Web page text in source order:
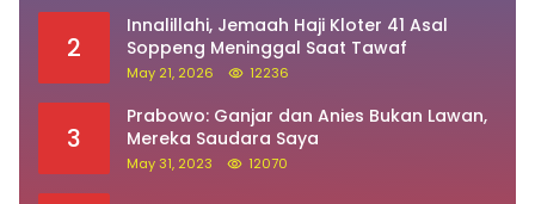
2
Innalillahi, Jemaah Haji Kloter 41 Asal
Soppeng Meninggal Saat Tawaf
May 21, 2026 12236
3
Prabowo: Ganjar dan Anies Bukan Lawan,
Mereka Saudara Saya
May 31, 2023 12070